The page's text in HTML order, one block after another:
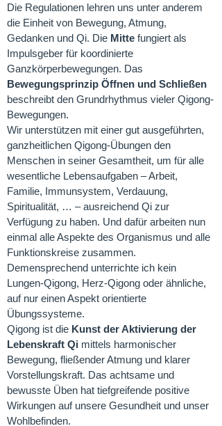
Die Regulationen lehren uns unter anderem
die Einheit von Bewegung, Atmung,
Gedanken und Qi. Die Mitte fungiert als
Impulsgeber für koordinierte
Ganzkörperbewegungen. Das
Bewegungsprinzip Öffnen und Schließen
beschreibt den Grundrhythmus vieler Qigong-
Bewegungen.
Wir unterstützen mit einer gut ausgeführten,
ganzheitlichen Qigong-Übungen den
Menschen in seiner Gesamtheit, um für alle
wesentliche Lebensaufgaben – Arbeit,
Familie, Immunsystem, Verdauung,
Spiritualität, … – ausreichend Qi zur
Verfügung zu haben. Und dafür arbeiten nun
einmal alle Aspekte des Organismus und alle
Funktionskreise zusammen.
Demensprechend unterrichte ich kein
Lungen-Qigong, Herz-Qigong oder ähnliche,
auf nur einen Aspekt orientierte
Übungssysteme.
​Qigong ist die Kunst der Aktivierung der
Lebenskraft Qi mittels harmonischer
Bewegung, fließender Atmung und klarer
Vorstellungskraft. Das achtsame und
bewusste Üben hat tiefgreifende positive
Wirkungen auf unsere Gesundheit und unser
Wohlbefinden.